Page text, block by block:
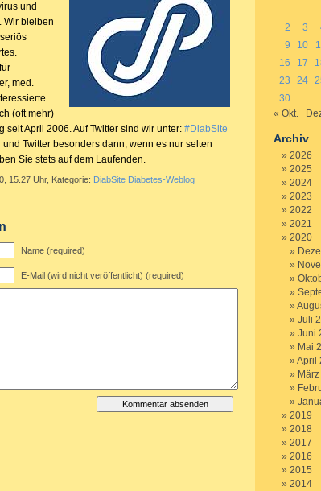
und
Wir bleiben
med.
(oft mehr)
seit April 2006. Auf Twitter sind wir unter: #DiabSite
Twitter besonders dann, wenn es nur selten
Sie stets auf dem Laufenden.
15.27 Uhr, Kategorie: DiabSite Diabetes-Weblog
Name (required)
E-Mail (wird nicht veröffentlicht) (required)
2
3
9
10
16
17
23
24
30
« Okt.
Archiv
2026
2025
2024
2023
2022
2021
2020
Juli
Juni
Mai
April
2019
2018
2017
2016
2015
2014